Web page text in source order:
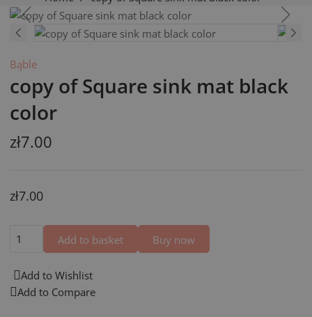
Bąble
copy of Square sink mat black
color
zł7.00
zł7.00
Add to basket Buy now
Add to Wishlist
Add to Compare